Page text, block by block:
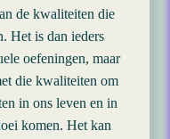
de kwaliteiten die
Het is dan ieders
oefeningen, maar
die kwaliteiten om
in ons leven en in
komen. Het kan